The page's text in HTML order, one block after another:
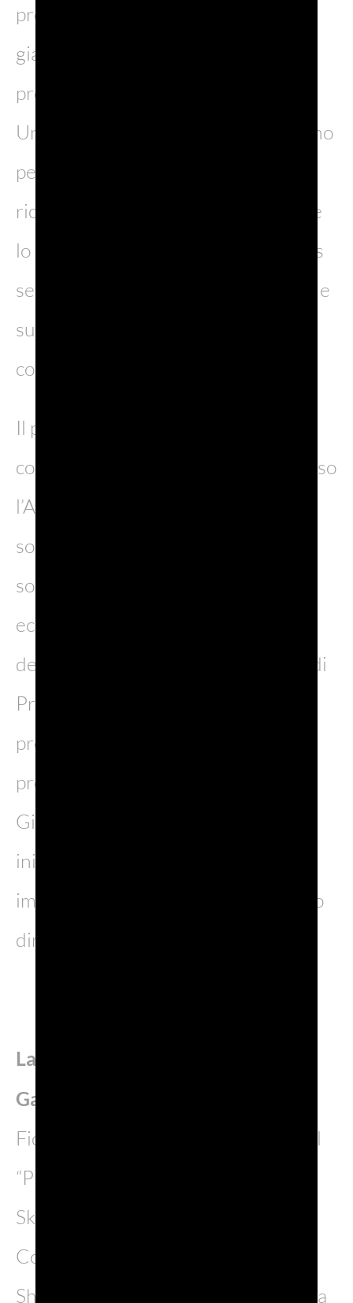
propria strategia sul mercato
giapponese, tra i più vivaci e
promettenti per le bollicine italiane.
Un impegno che si traduce in un piano
pensato per rafforzare la
riconoscibilità del brand e accelerare
lo sviluppo del mercato, con un focus
sempre più deciso sulle attività B2C e
sul coinvolgimento diretto del
consumatore finale.
Il programma, sviluppato in stretta
collaborazione con l’Ufficio ICE presso
l’Ambasciata d’Italia, testimonia una
solida sinergia istituzionale a
sostegno del Made in Italy e delle
eccellenze agroalimentari nel Paese
del Sol Levante. Sono 25 le cantine di
Prosecco DOC che hanno scelto di
prendere parte al programma
promozionale del Consorzio in
Giappone con un calendario di
iniziative che punta su esperienze
immersive, ampia visibilità e contatto
diretto con il pubblico.
La novità 2026: il Prosecco DOC
Garden al Tokyo Skytree
Fiore all’occhiello delle attività sarà il
“Prosecco DOC Garden Tokyo
Skytree”, evento outdoor ideato dal
Consorzio che, dopo i successi di
Shibuya e Osaka-Dotonbori, approda